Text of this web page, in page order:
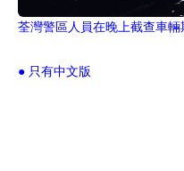
荃灣警區人員在晚上截查車輛
● 只有中文版